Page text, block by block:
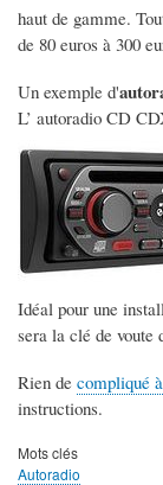
haut de gamme.
de 80 euros à 300
Un exemple d'
L’ autoradio CD
Idéal pour une
sera la clé de voute
Rien de compliqué
instructions.
Mots clés
Autoradio